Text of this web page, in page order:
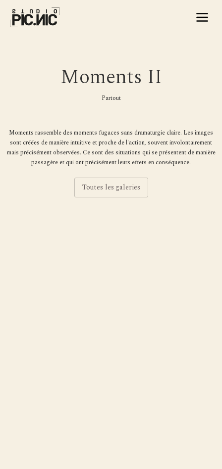
Moments II
Partout
Moments rassemble des moments fugaces sans dramaturgie claire. Les images
sont créées de manière intuitive et proche de l'action, souvent involontairement
mais précisément observées. Ce sont des situations qui se présentent de manière
passagère et qui ont précisément leurs effets en conséquence.
Toutes les galeries